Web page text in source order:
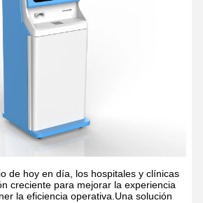
de hoy en día, los hospitales y clínicas
creciente para mejorar la experiencia
la eficiencia operativa.Una solución